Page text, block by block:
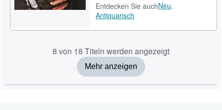
Entdecken Sie auchNeu,
Antiquarisch
8 von 18 Titeln werden angezeigt
Mehr anzeigen